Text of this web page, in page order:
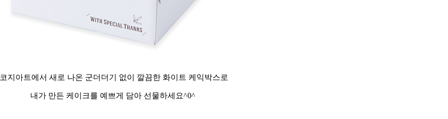
코지아트에서 새로 나온 군더더기 없이 깔끔한 화이트 케익박스로
내가 만든 케이크를 예쁘게 담아 선물하세요^0^